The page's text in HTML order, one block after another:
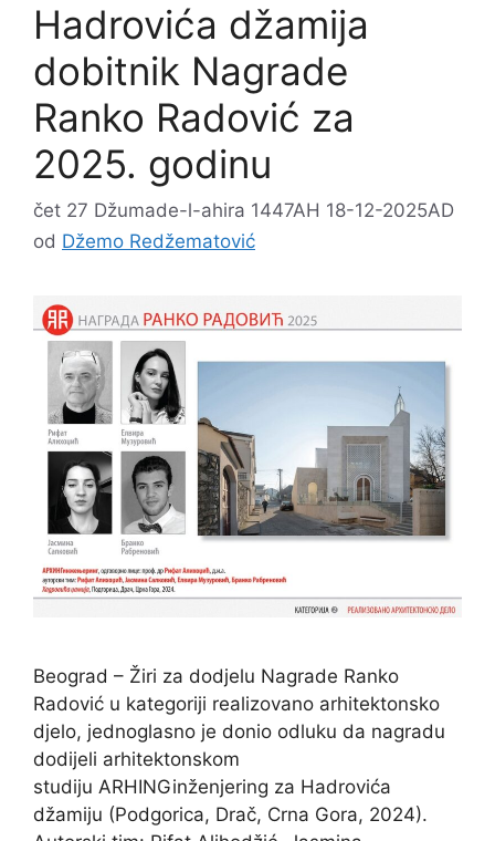
Hadrovića džamija
dobitnik Nagrade
Ranko Radović za
2025. godinu
čet 27 Džumade-l-ahira 1447AH 18-12-2025AD
od Džemo Redžematović
Beograd – Žiri za dodjelu Nagrade Ranko
Radović u kategoriji realizovano arhitektonsko
djelo, jednoglasno je donio odluku da nagradu
dodijeli arhitektonskom
studiju ARHINGinženjering za Hadrovića
džamiju (Podgorica, Drač, Crna Gora, 2024).